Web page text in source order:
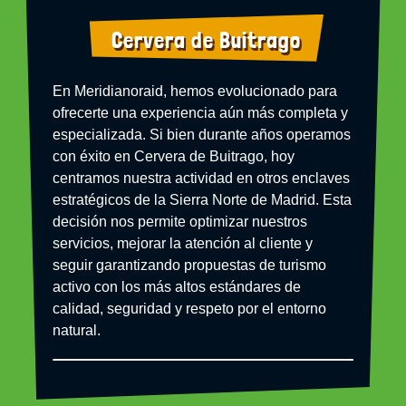
Cervera de Buitrago
En Meridianoraid, hemos evolucionado para
ofrecerte una experiencia aún más completa y
especializada. Si bien durante años operamos
con éxito en Cervera de Buitrago, hoy
centramos nuestra actividad en otros enclaves
estratégicos de la Sierra Norte de Madrid. Esta
decisión nos permite optimizar nuestros
servicios, mejorar la atención al cliente y
seguir garantizando propuestas de turismo
activo con los más altos estándares de
calidad, seguridad y respeto por el entorno
natural.